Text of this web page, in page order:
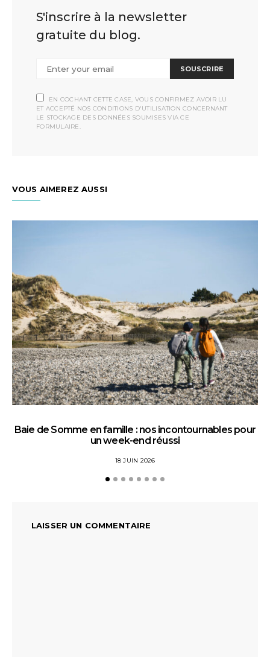
S'inscrire à la newsletter
gratuite du blog.
SOUSCRIRE
EN COCHANT CETTE CASE, VOUS CONFIRMEZ AVOIR LU
ET ACCEPTÉ NOS CONDITIONS D'UTILISATION CONCERNANT
LE STOCKAGE DES DONNÉES SOUMISES VIA CE
FORMULAIRE.
VOUS AIMEREZ AUSSI
Baie de Somme en famille : nos incontournables pour
un week-end réussi
18 JUIN 2026
LAISSER UN COMMENTAIRE